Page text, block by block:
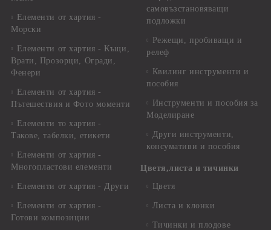
Елементи от хартия -
Морски
Елементи от хартия - Къщи,
Врати, Прозорци, Огради,
Фенери
Елементи от хартия -
Пътешествия и Фото моменти
Елементи то хартия -
Такове, табелки, етикети
Елементи от хартия -
Многопластови елементи
Елементи от хартия - Други
Елементи от хартия -
Готови композиции
самовъзстановяващи
подложки
Режещи, пробиващи и
релеф
Квилинг инструменти и
пособия
Инструменти и пособия за
Моделиране
Други инструменти,
консумативи и пособия
Цветя,листа и тичинки
Цветя
Листа и клонки
Тичинки и плодове